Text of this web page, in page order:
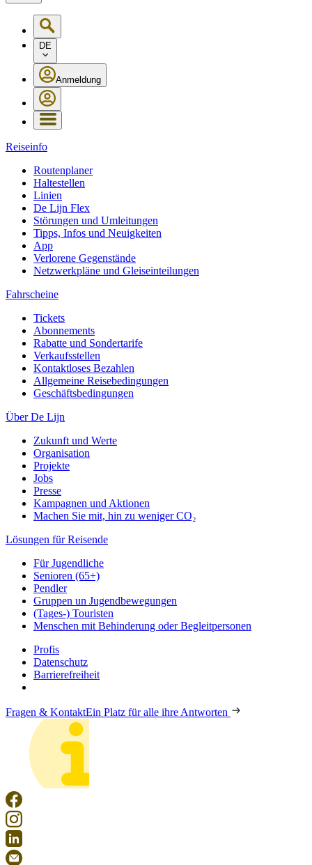
DE
Anmeldung
Reiseinfo
Routenplaner
Haltestellen
Linien
De Lijn Flex
Störungen und Umleitungen
Tipps, Infos und Neuigkeiten
App
Verlorene Gegenstände
Netzwerkpläne und Gleiseinteilungen
Fahrscheine
Tickets
Abonnements
Rabatte und Sondertarife
Verkaufsstellen
Kontaktloses Bezahlen
Allgemeine Reisebedingungen
Geschäftsbedingungen
Über De Lijn
Zukunft und Werte
Organisation
Projekte
Jobs
Presse
Kampagnen und Aktionen
Machen Sie mit, hin zu weniger CO₂
Lösungen für Reisende
Für Jugendliche
Senioren (65+)
Pendler
Gruppen un Jugendbewegungen
(Tages-) Touristen
Menschen mit Behinderung oder Begleitpersonen
Profis
Datenschutz
Barrierefreiheit
Fragen & KontaktEin Platz für alle ihre Antworten